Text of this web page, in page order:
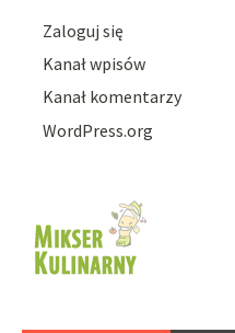
Zaloguj się
Kanał wpisów
Kanał komentarzy
WordPress.org